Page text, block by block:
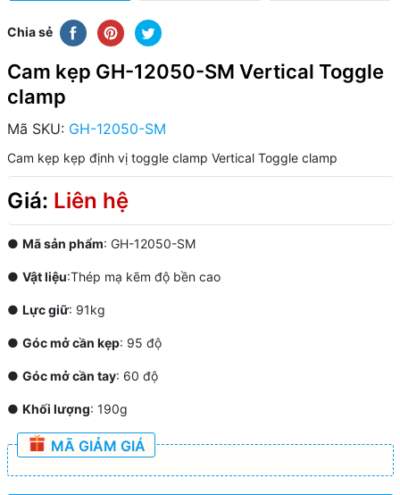
Chia sẻ
Cam kẹp GH-12050-SM Vertical Toggle
clamp
Mã SKU: GH-12050-SM
Cam kẹp kẹp định vị toggle clamp Vertical Toggle clamp
Giá: Liên hệ
● Mã sản phẩm: GH-12050-SM
● Vật liệu:Thép mạ kẽm độ bền cao
● Lực giữ: 91kg
● Góc mở cần kẹp: 95 độ
● Góc mở cần tay: 60 độ
● Khối lượng: 190g
MÃ GIẢM GIÁ